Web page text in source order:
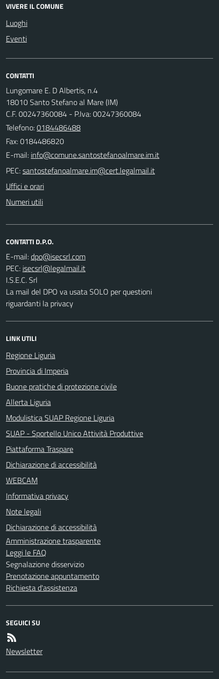
VIVERE IL COMUNE
Luoghi
Eventi
CONTATTI
Lungomare E. D Albertis, n.4
18010 Santo Stefano al Mare (IM)
C.F. 00247360084 - P.Iva: 00247360084
Telefono:0184486488
Fax: 0184486820
E-mail:
PEC:
Uffici e orari
Numeri utili
CONTATTI D.P.O.
E-mail:
PEC:
I.S.E.C. Srl
La mail del DPO va usata SOLO per questioni
riguardanti la privacy
LINK UTILI
Regione Liguria
Provincia di Imperia
Buone pratiche di protezione civile
Allerta Liguria
Modulistica SUAP Regione Liguria
SUAP - Sportello Unico Attività Produttive
Piattaforma Traspare
Dichiarazione di accessibilità
WEBCAM
Informativa privacy
Note legali
Dichiarazione di accessibilità
Amministrazione trasparente
Leggi le FAQ
Segnalazione disservizio
Prenotazione appuntamento
Richiesta d'assistenza
SEGUICI SU
Newsletter